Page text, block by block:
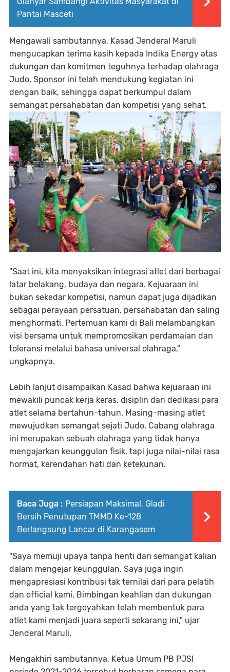
Pantai Masceti
Mengawali sambutannya, Kasad Jenderal Maruli
mengucapkan terima kasih kepada Indika Energy atas
dukungan dan komitmen teguhnya terhadap olahraga
Judo. Sponsor ini telah mendukung kegiatan ini
dengan baik, sehingga dapat berkumpul dalam
semangat persahabatan dan kompetisi yang sehat.
"Saat ini, kita menyaksikan integrasi atlet dari berbagai
latar belakang, budaya dan negara. Kejuaraan ini
bukan sekedar kompetisi, namun dapat juga dijadikan
sebagai perayaan persatuan, persahabatan dan saling
menghormati. Pertemuan kami di Bali melambangkan
visi bersama untuk mempromosikan perdamaian dan
toleransi melalui bahasa universal olahraga,"
ungkapnya.
Lebih lanjut disampaikan Kasad bahwa kejuaraan ini
mewakili puncak kerja keras, disiplin dan dedikasi para
atlet selama bertahun-tahun. Masing-masing atlet
mewujudkan semangat sejati Judo. Cabang olahraga
ini merupakan sebuah olahraga yang tidak hanya
mengajarkan keunggulan fisik, tapi juga nilai-nilai rasa
hormat, kerendahan hati dan ketekunan.
Baca Juga : Persiapan Maksimal, Gladi
Bersih Penutupan TMMD Ke-128
Berlangsung Lancar di Karangasem
"Saya memuji upaya tanpa henti dan semangat kalian
dalam mengejar keunggulan. Saya juga ingin
mengapresiasi kontribusi tak ternilai dari para pelatih
dan official kami. Bimbingan keahlian dan dukungan
anda yang tak tergoyahkan telah membentuk para
atlet kami menjadi juara seperti sekarang ini," ujar
Jenderal Maruli.
Mengakhiri sambutannya, Ketua Umum PB PJSI